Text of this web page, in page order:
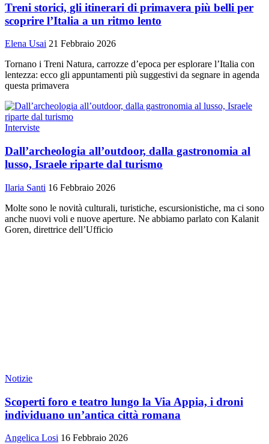
Treni storici, gli itinerari di primavera più belli per
scoprire l’Italia a un ritmo lento
Elena Usai 21 Febbraio 2026
Tornano i Treni Natura, carrozze d’epoca per esplorare l’Italia con
lentezza: ecco gli appuntamenti più suggestivi da segnare in agenda
questa primavera
Interviste
Dall’archeologia all’outdoor, dalla gastronomia al
lusso, Israele riparte dal turismo
Ilaria Santi 16 Febbraio 2026
Molte sono le novità culturali, turistiche, escursionistiche, ma ci sono
anche nuovi voli e nuove aperture. Ne abbiamo parlato con Kalanit
Goren, direttrice dell’Ufficio
Notizie
Scoperti foro e teatro lungo la Via Appia, i droni
individuano un’antica città romana
Angelica Losi 16 Febbraio 2026